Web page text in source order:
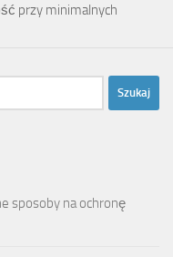
przy minimalnych
sposoby na ochronę